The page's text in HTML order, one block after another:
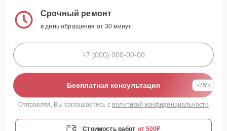
Срочный ремонт
в день обращения от 30 минут
Бесплатная консультация -25%
Отправляя, Вы соглашаетесь с политикой конфиденциальности
Стоимость работ от 500₽